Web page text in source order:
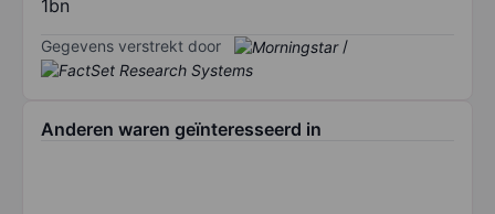
1bn
Gegevens verstrekt door /
Anderen waren geïnteresseerd in